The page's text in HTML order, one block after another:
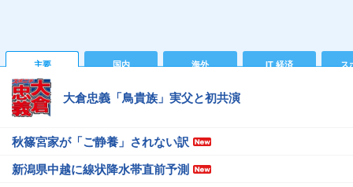
主要 国内 海外 IT 経済 ス
大倉忠義「鳥貴族」実父と初共演
秋篠宮家が「ご静養」されない訳
新潟県中越に線状降水帯直前予測